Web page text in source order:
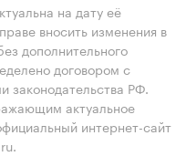
на дату её
вносить изменения в
дополнительного
договором с
законодательства РФ.
актуальное
интернет-сайт